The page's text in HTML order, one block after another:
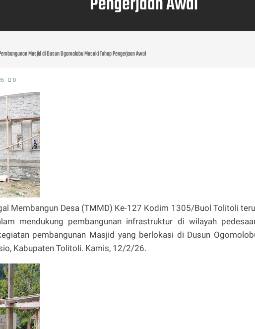
Masjid di Dusun Ogomolobu Masuki Tahap Pengerjaan Awal
0
Membangun Desa (TMMD) Ke-127 Kodim 1305/Buol Tolitoli
mendukung pembangunan infrastruktur di wilayah
pembangunan Masjid yang berlokasi di Dusun
Kabupaten Tolitoli. Kamis, 12/2/26.